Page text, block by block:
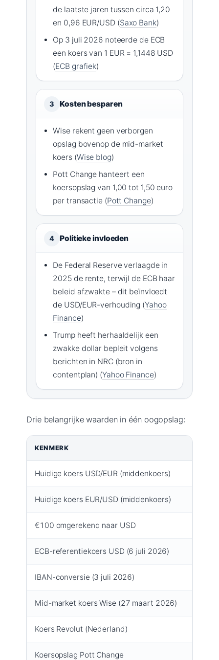
de laatste jaren tussen circa 1,20
en 0,96 EUR/USD (Saxo Bank)
Op 3 juli 2026 noteerde de ECB
een koers van 1 EUR = 1,1448 USD
(ECB grafiek)
3 Kosten besparen
Wise rekent geen verborgen
opslag bovenop de mid-market
koers (Wise blog)
Pott Change hanteert een
koersopslag van 1,00 tot 1,50 euro
per transactie (Pott Change)
4 Politieke invloeden
De Federal Reserve verlaagde in
2025 de rente, terwijl de ECB haar
beleid afzwakte – dit beïnvloedt
de USD/EUR-verhouding (Yahoo
Finance)
Trump heeft herhaaldelijk een
zwakke dollar bepleit volgens
berichten in NRC (bron in
contentplan) (Yahoo Finance)
Drie belangrijke waarden in één oogopslag:
KENMERK
Huidige koers USD/EUR (middenkoers)
Huidige koers EUR/USD (middenkoers)
€100 omgerekend naar USD
ECB-referentiekoers USD (6 juli 2026)
IBAN-conversie (3 juli 2026)
Mid-market koers Wise (27 maart 2026)
Koers Revolut (Nederland)
Koersopslag Pott Change